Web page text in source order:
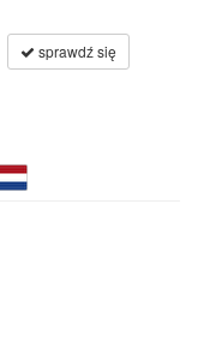
sprawdź się